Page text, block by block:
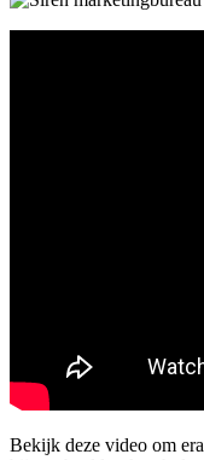
Bekijk deze video om